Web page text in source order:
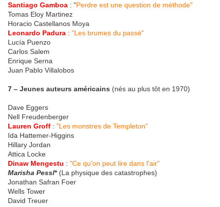
Santiago Gamboa : "Perdre est une question de méthode"
Tomas Eloy Martinez
Horacio Castellanos Moya
Leonardo Padura : "Les brumes du passé"
Lucía Puenzo
Carlos Salem
Enrique Serna
Juan Pablo Villalobos
7 – Jeunes auteurs américains (nés au plus tôt en 1970)
Dave Eggers
Nell Freudenberger
Lauren Groff : "Les monstres de Templeton"
Ida Hattemer-Higgins
Hillary Jordan
Attica Locke
Dinaw Mengestu : "Ce qu'on peut lire dans l'air"
Marisha Pessl*(La physique des catastrophes)
Jonathan Safran Foer
Wells Tower
David Treuer